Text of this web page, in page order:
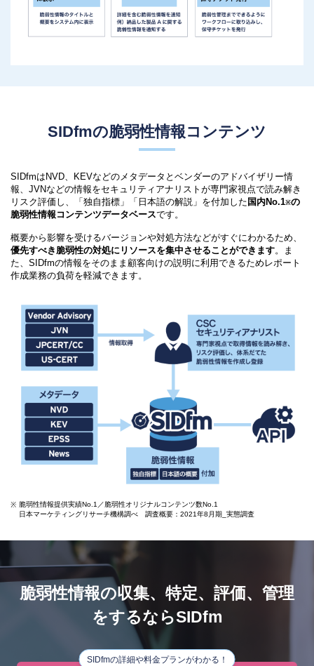
SIDfmの脆弱性情報コンテンツ
SIDfmはNVD、KEVなどのメタデータとベンダーのアドバイザリー情
報、JVNなどの情報をセキュリティアナリストが専門家視点で読み解き
リスク評価し、「独自指標」「日本語の解説」を付加した 国内No.1※の
脆弱性情報コンテンツデータベースです。
概要から影響を受けるバージョンや対処方法などがすぐにわかるため、
優先すべき脆弱性の対処にリソースを集中させることができます。ま
た、SIDfmの情報をそのまま顧客向けの説明に利用できるためレポート
作成業務の負荷を軽減できます。
※ 脆弱性情報提供実績No.1／脆弱性オリジナルコンテンツ数No.1
日本マーケティングリサーチ機構調べ 調査概要：2021年8月期_実態調査
脆弱性情報の収集、特定、評価、管理
をするならSIDfm
SIDfmの詳細や料金プランがわかる！